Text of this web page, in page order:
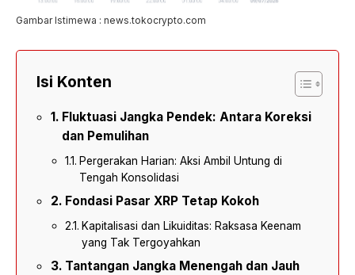
Gambar Istimewa : news.tokocrypto.com
Isi Konten
Fluktuasi Jangka Pendek: Antara Koreksi
dan Pemulihan
Pergerakan Harian: Aksi Ambil Untung di
Tengah Konsolidasi
Fondasi Pasar XRP Tetap Kokoh
Kapitalisasi dan Likuiditas: Raksasa Keenam
yang Tak Tergoyahkan
Tantangan Jangka Menengah dan Jauh